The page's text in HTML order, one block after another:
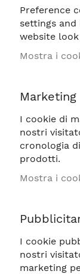
DISPONIBILE
Sii il primo a
Possibilità
immagini
Recensioni
Scrivi la
Preference
settings
website
Mostra i
Marketing
I cookie di
nostri
cronologia
prodotti.
Mostra i
I cookie
nostri
marketing